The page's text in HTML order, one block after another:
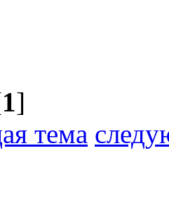
1]
тема